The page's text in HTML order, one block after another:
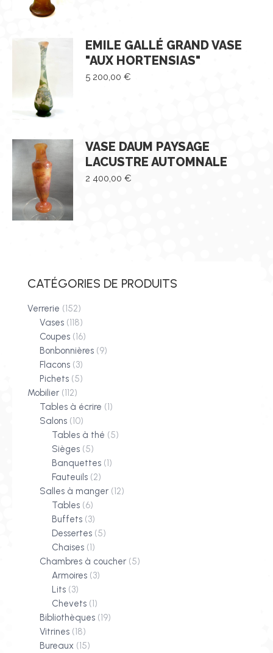
EMILE GALLÉ GRAND VASE
"AUX HORTENSIAS"
5 200,00 €
VASE DAUM PAYSAGE
LACUSTRE AUTOMNALE
2 400,00 €
CATÉGORIES DE PRODUITS
Verrerie (152)
Vases (118)
Coupes (16)
Bonbonnières (9)
Flacons (3)
Pichets (5)
Mobilier (112)
Tables à écrire (1)
Salons (10)
Tables à thé (5)
Sièges (5)
Banquettes (1)
Fauteuils (2)
Salles à manger (12)
Tables (6)
Buffets (3)
Dessertes (5)
Chaises (1)
Chambres à coucher (5)
Armoires (3)
Lits (3)
Chevets (1)
Bibliothèques (19)
Vitrines (18)
Bureaux (15)